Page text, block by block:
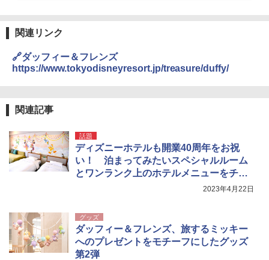
関連リンク
🔗ダッフィー＆フレンズ
https://www.tokyodisneyresort.jp/treasure/duffy/
関連記事
話題
ディズニーホテルも開業40周年をお祝
い！ 泊まってみたいスペシャルルーム
とワンランク上のホテルメニューをチェ
2023年4月22日
グッズ
ダッフィー＆フレンズ、旅するミッキー
へのプレゼントをモチーフにしたグッズ
第2弾